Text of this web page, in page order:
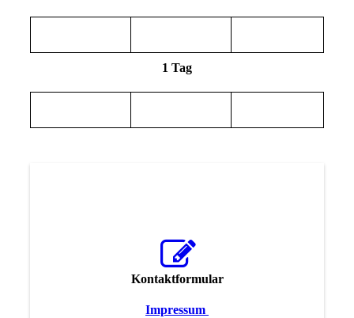
1 Tag
Kontaktformular
Impressum